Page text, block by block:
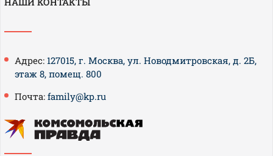
Адрес: 127015, г. Москва, ул. Новодмитровская, д. 2Б,
этаж 8, помещ. 800
Почта: family@kp.ru